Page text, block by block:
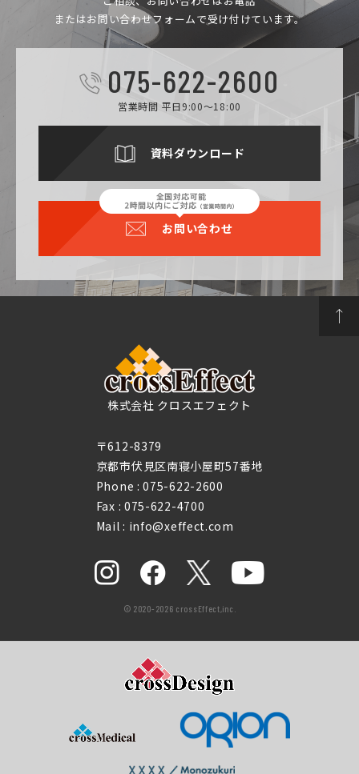
またはお問い合わせフォームで受け付けています。
075-622-2600
営業時間 平日9:00～18:00
資料ダウンロード
お問い合わせ
株式会社 クロスエフェクト
〒612-8379
京都市伏見区南寝小屋町57番地
Phone :075-622-2600
Fax : 075-622-4700
Mail : info@xeffect.com
© 2020-2026 crossEffect,inc.